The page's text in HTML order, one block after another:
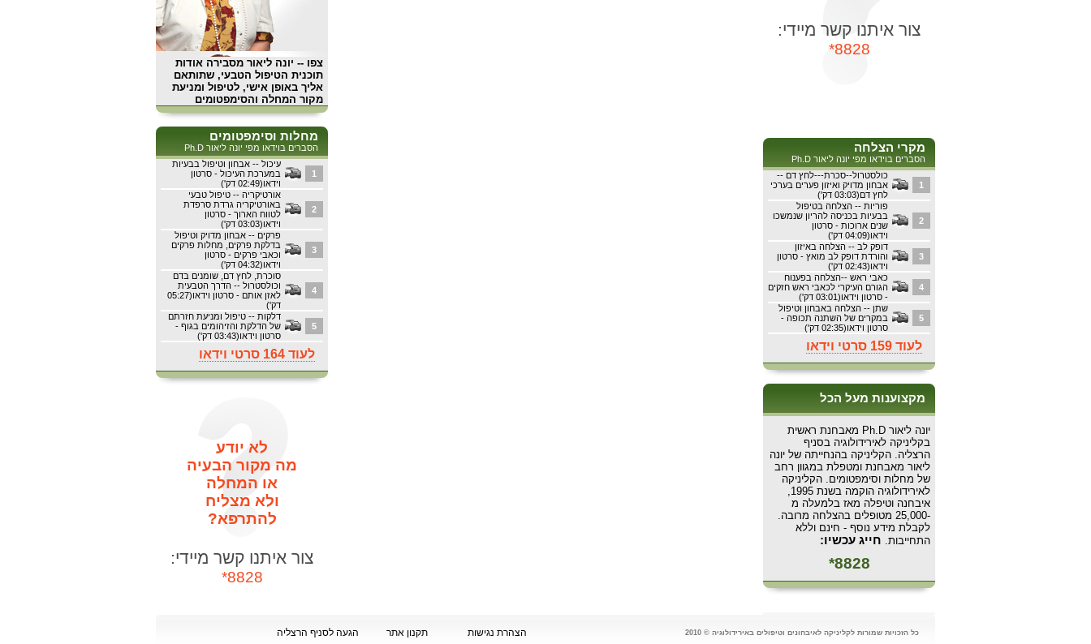
צפו -- יונה ליאור מסבירה אודות
תוכנית הטיפול הטבעי, שתותאם
אליך באופן אישי, לטיפול ומניעת
מקור המחלה והסימפטומים
מחלות וסימפטומים
הסברים בוידאו מפי יונה ליאור Ph.D
עיכול -- אבחון וטיפול בבעיות
במערכת העיכול - סרטון
וידאו(02:49 דק')
1
אורטיקריה -- טיפול טבעי
באורטיקריה גרדת סרפדת
לטווח הארוך - סרטון
וידאו(03:03 דק')
2
פרקים -- אבחון מדויק וטיפול
בדלקת פרקים, מחלות פרקים
וכאבי פרקים - סרטון
וידאו(04:32 דק')
3
סוכרת, לחץ דם, שומנים בדם
וכולסטרול -- הדרך הטבעית
לאזן אותם - סרטון וידאו(05:27
דק')
4
דלקות -- טיפול ומניעת חזרתם
של הדלקת והזיהומים בגוף -
סרטון וידאו(03:43 דק')
5
לעוד 164 סרטי וידאו
לא יודע
מה מקור הבעיה
או המחלה
ולא מצליח
להתרפא?
צור איתנו קשר מיידי:
8828*
צור איתנו קשר מיידי:
8828*
מקרי הצלחה
הסברים בוידאו מפי יונה ליאור Ph.D
כולסטרול--סכרת---לחץ דם --
אבחון מדויק ואיזון פערים בערכי
לחץ דם(03:03 דק')
1
פוריות -- הצלחה בטיפול
בבעיות בכניסה להריון שנמשכו
שנים ארוכות - סרטון
וידאו(04:09 דק')
2
דופק לב -- הצלחה באיזון
והורדת דופק לב מואץ - סרטון
וידאו(02:43 דק')
3
כאבי ראש --הצלחה בפענוח
הגורם העיקרי לכאבי ראש חזקים
- סרטון וידאו(03:01 דק')
4
שתן -- הצלחה באבחון וטיפול
במקרים של השתנה תכופה -
סרטון וידאו(02:35 דק')
5
לעוד 159 סרטי וידאו
מקצוענות מעל הכל
יונה ליאור Ph.D מאבחנת ראשית
בקליניקה לאירידולוגיה בסניף
הרצליה. הקליניקה בהנחייתה של יונה
ליאור מאבחנת ומטפלת במגוון רחב
של מחלות וסימפטומים. הקליניקה
לאירידולוגיה הוקמה בשנת 1995,
איבחנה וטיפלה מאז בלמעלה מ
-25,000 מטופלים בהצלחה מרובה.
לקבלת מידע נוסף - חינם וללא
התחייבות. חייג עכשיו:
8828*
הגעה לסניף הרצליה תקנון אתר הצהרת נגישות כל הזכויות שמורות לקליניקה לאיבחונים וטיפולים באירידולוגיה © 2010